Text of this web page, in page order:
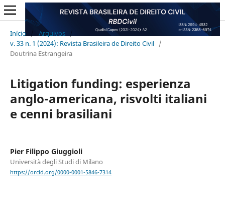
Início Arquivos
/
v. 33 n. 1 (2024): Revista Brasileira de Direito Civil /
Doutrina Estrangeira
Litigation funding: esperienza
anglo-americana, risvolti italiani
e cenni brasiliani
Pier Filippo Giuggioli
Università degli Studi di Milano
https://orcid.org/0000-0001-5846-7314